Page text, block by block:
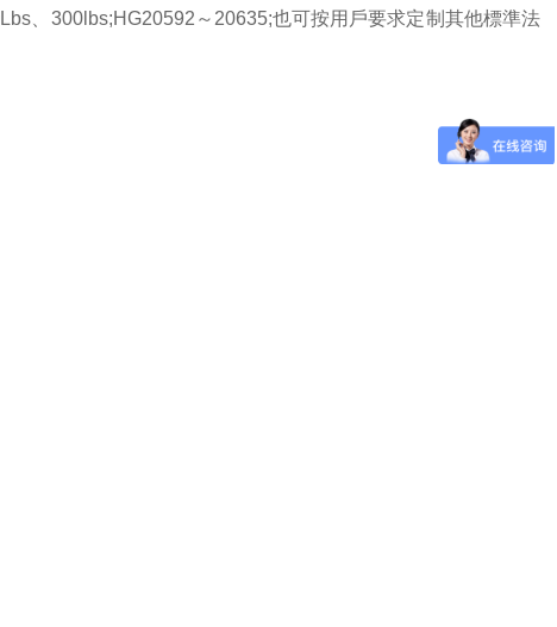
、300lbs;HG20592～20635;也可按用戶要求定制其他標準法